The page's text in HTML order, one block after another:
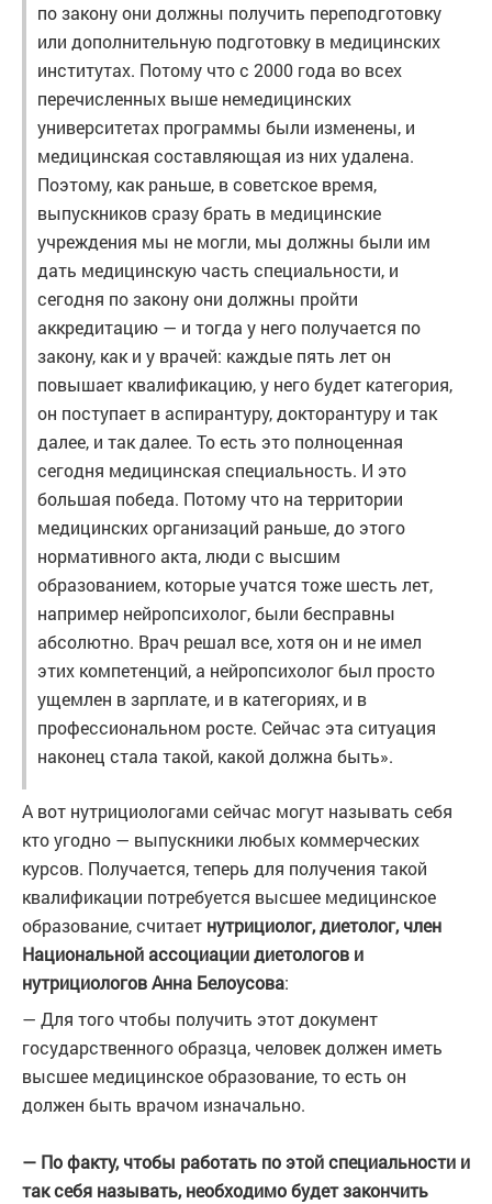
по закону они должны получить переподготовку
или дополнительную подготовку в медицинских
институтах. Потому что с 2000 года во всех
перечисленных выше немедицинских
университетах программы были изменены, и
медицинская составляющая из них удалена.
Поэтому, как раньше, в советское время,
выпускников сразу брать в медицинские
учреждения мы не могли, мы должны были им
дать медицинскую часть специальности, и
сегодня по закону они должны пройти
аккредитацию — и тогда у него получается по
закону, как и у врачей: каждые пять лет он
повышает квалификацию, у него будет категория,
он поступает в аспирантуру, докторантуру и так
далее, и так далее. То есть это полноценная
сегодня медицинская специальность. И это
большая победа. Потому что на территории
медицинских организаций раньше, до этого
нормативного акта, люди с высшим
образованием, которые учатся тоже шесть лет,
например нейропсихолог, были бесправны
абсолютно. Врач решал все, хотя он и не имел
этих компетенций, а нейропсихолог был просто
ущемлен в зарплате, и в категориях, и в
профессиональном росте. Сейчас эта ситуация
наконец стала такой, какой должна быть».
А вот нутрициологами сейчас могут называть себя
кто угодно — выпускники любых коммерческих
курсов. Получается, теперь для получения такой
квалификации потребуется высшее медицинское
образование, считает нутрициолог, диетолог, член
Национальной ассоциации диетологов и
нутрициологов Анна Белоусова:
— Для того чтобы получить этот документ
государственного образца, человек должен иметь
высшее медицинское образование, то есть он
должен быть врачом изначально.
— По факту, чтобы работать по этой специальности и
так себя называть, необходимо будет закончить